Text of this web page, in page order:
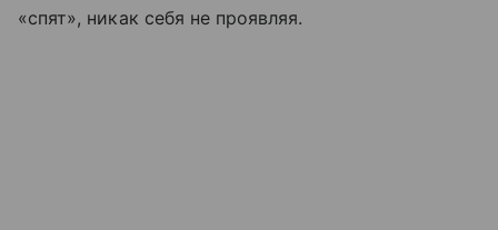
«спят», никак себя не проявляя.